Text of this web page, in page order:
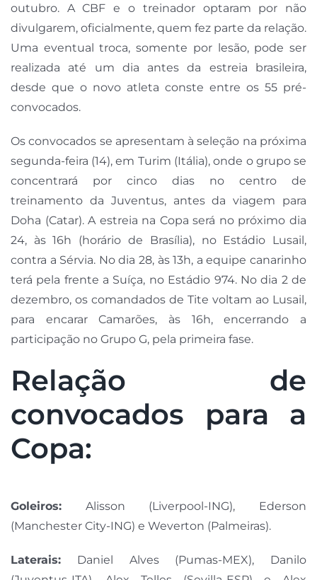
outubro. A CBF e o treinador optaram por não
divulgarem, oficialmente, quem fez parte da relação.
Uma eventual troca, somente por lesão, pode ser
realizada até um dia antes da estreia brasileira,
desde que o novo atleta conste entre os 55 pré-
convocados.
Os convocados se apresentam à seleção na próxima
segunda-feira (14), em Turim (Itália), onde o grupo se
concentrará por cinco dias no centro de
treinamento da Juventus, antes da viagem para
Doha (Catar). A estreia na Copa será no próximo dia
24, às 16h (horário de Brasília), no Estádio Lusail,
contra a Sérvia. No dia 28, às 13h, a equipe canarinho
terá pela frente a Suíça, no Estádio 974. No dia 2 de
dezembro, os comandados de Tite voltam ao Lusail,
para encarar Camarões, às 16h, encerrando a
participação no Grupo G, pela primeira fase.
Relação de
convocados para a
Copa:
Goleiros:Alisson (Liverpool-ING), Ederson
(Manchester City-ING) e Weverton (Palmeiras).
Laterais:Daniel Alves (Pumas-MEX), Danilo